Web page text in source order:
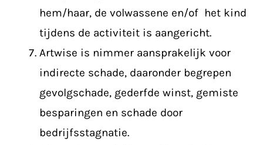
hem/haar, de volwassene en/of het kind
tijdens de activiteit is aangericht.
Artwise is nimmer aansprakelijk voor
indirecte schade, daaronder begrepen
gevolgschade, gederfde winst, gemiste
besparingen en schade door
bedrijfsstagnatie.